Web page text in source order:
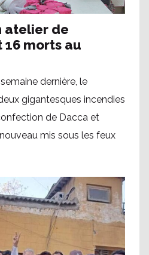
atelier de
morts au
dernière, le
gigantesques incendies
de Dacca et
mis sous les feux